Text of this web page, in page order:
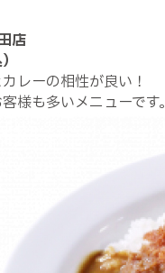
店
レーの相性が良い！
様も多いメニューです。